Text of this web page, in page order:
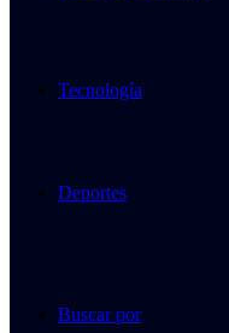
Tecnología
Deportes
Buscar por